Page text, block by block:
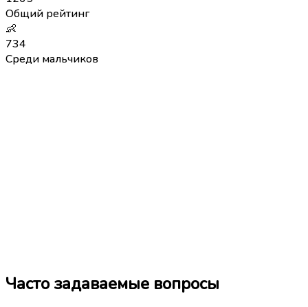
Общий рейтинг
👶
734
Среди мальчиков
Часто задаваемые вопросы